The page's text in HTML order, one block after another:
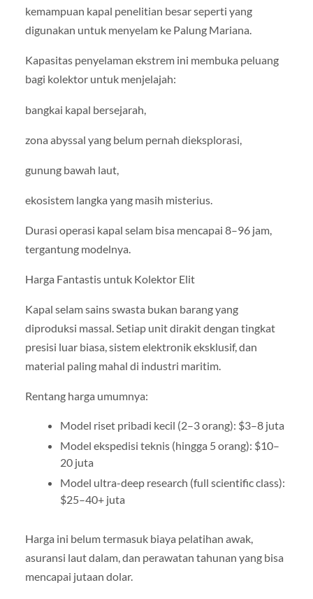
kemampuan kapal penelitian besar seperti yang
digunakan untuk menyelam ke Palung Mariana.
Kapasitas penyelaman ekstrem ini membuka peluang
bagi kolektor untuk menjelajah:
bangkai kapal bersejarah,
zona abyssal yang belum pernah dieksplorasi,
gunung bawah laut,
ekosistem langka yang masih misterius.
Durasi operasi kapal selam bisa mencapai 8–96 jam,
tergantung modelnya.
Harga Fantastis untuk Kolektor Elit
Kapal selam sains swasta bukan barang yang
diproduksi massal. Setiap unit dirakit dengan tingkat
presisi luar biasa, sistem elektronik eksklusif, dan
material paling mahal di industri maritim.
Rentang harga umumnya:
Model riset pribadi kecil (2–3 orang): $3–8 juta
Model ekspedisi teknis (hingga 5 orang): $10–
20 juta
Model ultra-deep research (full scientific class):
$25–40+ juta
Harga ini belum termasuk biaya pelatihan awak,
asuransi laut dalam, dan perawatan tahunan yang bisa
mencapai jutaan dolar.